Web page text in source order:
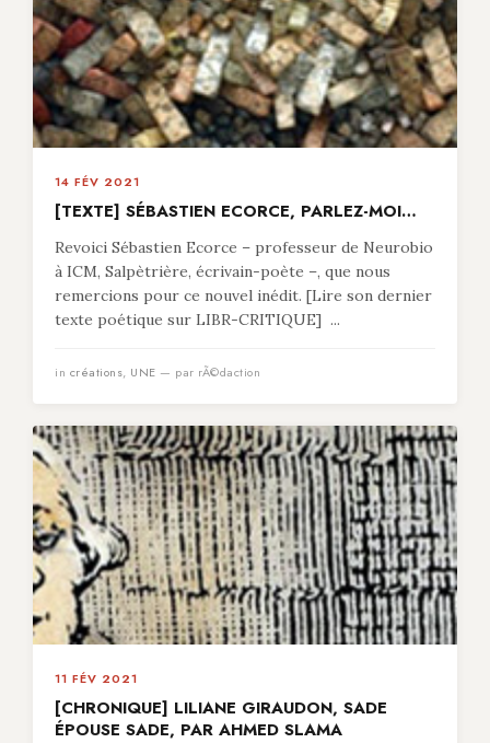
14 FÉV 2021
[TEXTE] SÉBASTIEN ECORCE, PARLEZ-MOI…
Revoici Sébastien Ecorce – professeur de Neurobio
à ICM, Salpètrière, écrivain-poète –, que nous
remercions pour ce nouvel inédit. [Lire son dernier
texte poétique sur LIBR-CRITIQUE] ...
in créations, UNE — par rÃ©daction
11 FÉV 2021
[CHRONIQUE] LILIANE GIRAUDON, SADE
ÉPOUSE SADE, PAR AHMED SLAMA